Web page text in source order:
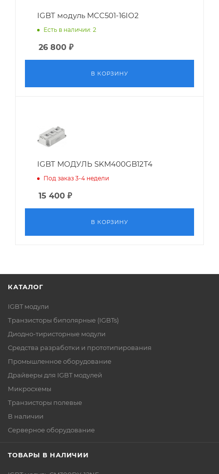
IGBT модуль MCC501-16IO2
Есть в наличии: 2
26 800 ₽
В КОРЗИНУ
IGBT МОДУЛЬ SKM400GB12T4
Под заказ 3-4 недели
15 400 ₽
В КОРЗИНУ
КАТАЛОГ
IGBT модули
Транзисторы биполярные (IGBTs)
Диодно-тиристорные модули
Средства разработки и прототипирования
Промышленное оборудование
Драйверы для IGBT модулей
Микросхемы
Транзисторы полевые
В наличии
Серверное оборудование
ТОВАРЫ В НАЛИЧИИ